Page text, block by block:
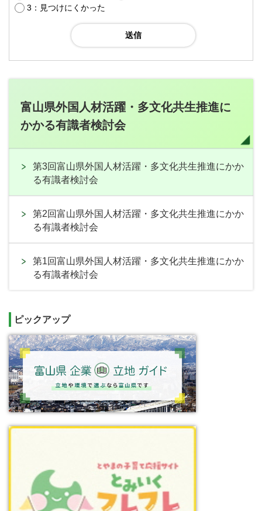
3：見つけにくかった
富山県外国人材活躍・多文化共生推進に
かかる有識者検討会
第3回富山県外国人材活躍・多文化共生推進にかか
る有識者検討会
第2回富山県外国人材活躍・多文化共生推進にかか
る有識者検討会
第1回富山県外国人材活躍・多文化共生推進にかか
る有識者検討会
ピックアップ